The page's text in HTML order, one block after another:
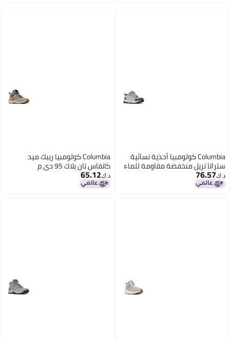
Columbia كولومبيا أحذية نسائية
ستراتا تريل منخفضة مقاومة للماء
ستيم إيف 95
د.ك‏76.57
Columbia كولومبيا ريبك ميد
كانفاس تان بلاك 95 دي م
د.ك‏65.12